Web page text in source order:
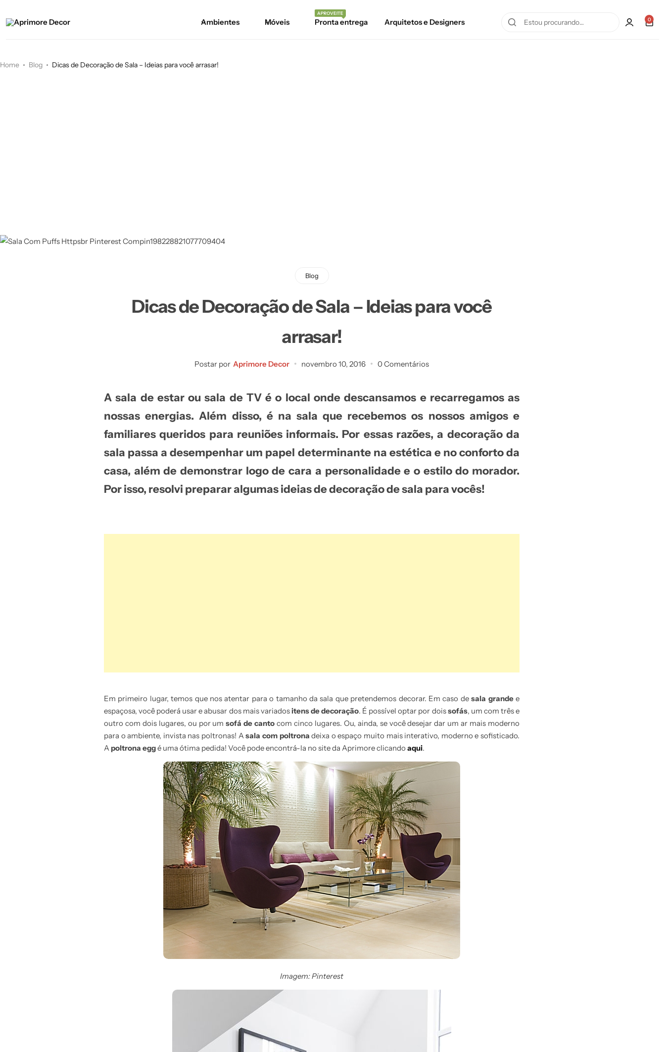
Ambientes Móveis Pronta entrega
APROVEITE
Arquitetos e Designers 0
Home Blog Dicas de Decoração de Sala – Ideias para você arrasar!
Blog
Dicas de Decoração de Sala – Ideias para você
arrasar!
Postar por Aprimore Decor novembro 10, 2016 0 Comentários
Asala de estarousala de TVé o local onde descansamos e recarregamos as
nossas energias. Além disso, é na sala que recebemos os nossos amigos e
familiares queridos para reuniões informais. Por essas razões, a decoração da
sala passa a desempenhar um papel determinante na estética e no conforto da
casa, além de demonstrar logo de cara a personalidade e o estilo do morador.
Por isso, resolvi preparar algumasideias de decoração de sala para vocês!
Em primeiro lugar, temos que nos atentar para o tamanho da sala que pretendemos decorar. Em caso desala grandee
espaçosa, você poderá usar e abusar dos mais variadositens de decoração. É possível optar por doissofás, um com três e
outro com dois lugares, ou por umsofá de canto com cinco lugares. Ou, ainda, se você desejar dar um ar mais moderno
para o ambiente, invista nas poltronas! Asala com poltrona deixa o espaço muito mais interativo, moderno e sofisticado.
A poltrona eggé uma ótima pedida! Você pode encontrá-la no site da Aprimore clicando aqui.
Imagem: Pinterest